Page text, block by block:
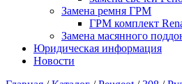
Замена ремня ГРМ
ГРМ комплект
Замена масянного
Юридическая информация
Новости